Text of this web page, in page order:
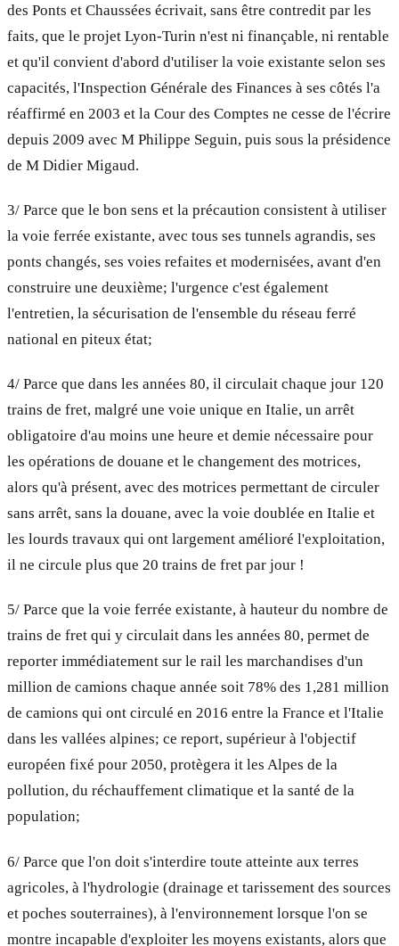
des Ponts et Chaussées écrivait, sans être contredit par les
faits, que le projet Lyon-Turin n'est ni finançable, ni rentable
et qu'il convient d'abord d'utiliser la voie existante selon ses
capacités, l'Inspection Générale des Finances à ses côtés l'a
réaffirmé en 2003 et la Cour des Comptes ne cesse de l'écrire
depuis 2009 avec M Philippe Seguin, puis sous la présidence
de M Didier Migaud.
3/ Parce que le bon sens et la précaution consistent à utiliser
la voie ferrée existante, avec tous ses tunnels agrandis, ses
ponts changés, ses voies refaites et modernisées, avant d'en
construire une deuxième; l'urgence c'est également
l'entretien, la sécurisation de l'ensemble du réseau ferré
national en piteux état;
4/ Parce que dans les années 80, il circulait chaque jour 120
trains de fret, malgré une voie unique en Italie, un arrêt
obligatoire d'au moins une heure et demie nécessaire pour
les opérations de douane et le changement des motrices,
alors qu'à présent, avec des motrices permettant de circuler
sans arrêt, sans la douane, avec la voie doublée en Italie et
les lourds travaux qui ont largement amélioré l'exploitation,
il ne circule plus que 20 trains de fret par jour !
5/ Parce que la voie ferrée existante, à hauteur du nombre de
trains de fret qui y circulait dans les années 80, permet de
reporter immédiatement sur le rail les marchandises d'un
million de camions chaque année soit 78% des 1,281 million
de camions qui ont circulé en 2016 entre la France et l'Italie
dans les vallées alpines; ce report, supérieur à l'objectif
européen fixé pour 2050, protègera it les Alpes de la
pollution, du réchauffement climatique et la santé de la
population;
6/ Parce que l'on doit s'interdire toute atteinte aux terres
agricoles, à l'hydrologie (drainage et tarissement des sources
et poches souterraines), à l'environnement lorsque l'on se
montre incapable d'exploiter les moyens existants, alors que